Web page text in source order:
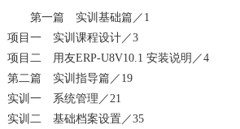
第一篇 实训基础篇／1
项目一 实训课程设计／3
项目二 用友ERP-U8V10.1 安装说明／4
第二篇 实训指导篇／19
实训一 系统管理／21
实训二 基础档案设置／35